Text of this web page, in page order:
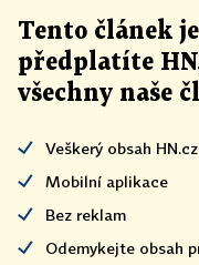
Tento článek je
předplatíte
všechny naše
Veškerý obsah HN.cz
Mobilní aplikace
Bez reklam
Odemykejte obsah